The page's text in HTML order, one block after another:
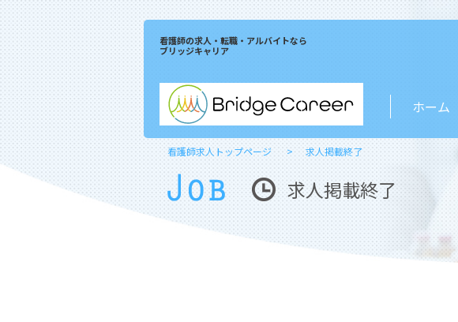
看護師の求人・転職・アルバイトなら
ブリッジキャリア
ホーム
看護師求人トップページ 求人掲載終了
求人掲載終了